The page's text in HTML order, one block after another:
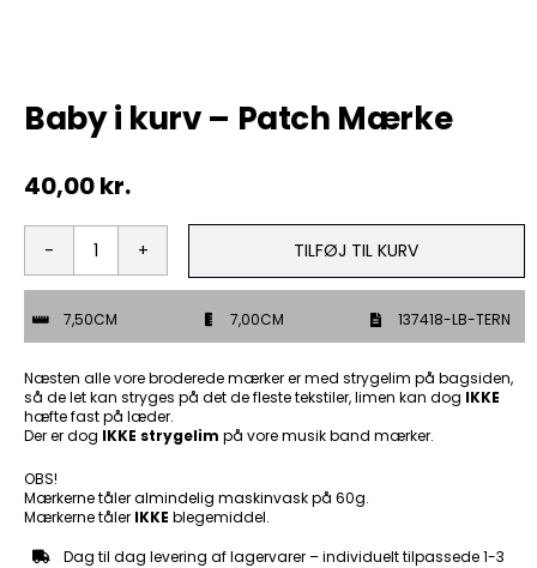
ØL & Spiritus
Andre Mærker
Tøj & Andre Varer
Baby i kurv – Patch Mærke
40,00kr.
Baby
i
-
Patch
Mærke
antal
TILFØJ TIL KURV
7,50CM 7,00CM 137418-LB-TERN
Næsten alle vore broderede mærker er med strygelim på bagsiden,
så de let kan stryges på det de fleste tekstiler, limen kan dog IKKE
hæfte fast på læder.
Der er dog IKKE strygelim på vore musik band mærker.
OBS!
Mærkerne tåler almindelig maskinvask på 60g.
Mærkerne tåler IKKE blegemiddel.
Dag til dag levering af lagervarer – individuelt tilpassede 1-3